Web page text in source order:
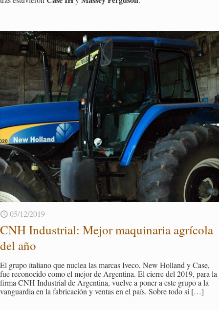
05/12/2019
CNH In­dus­trial: Mejor ma­qui­na­ria agrí­co­la
del año
El grupo ita­liano que nu­clea las mar­cas Iveco, New Ho­lland y Case,
fue re­co­no­ci­do como el mejor de Ar­gen­ti­na. El cie­rre del 2019, para la
firma CNH In­dus­trial de Ar­gen­ti­na, vuel­ve a poner a este grupo a la
van­guar­dia en la fa­bri­ca­ción y ven­tas en el país. Sobre todo si[…]